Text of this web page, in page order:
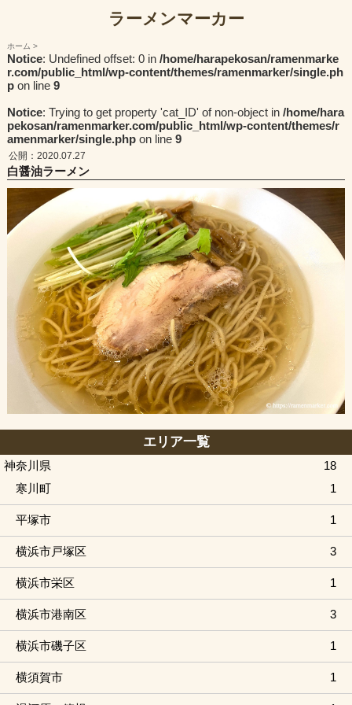
ラーメンマーカー
ホーム
Notice: Undefined offset: 0 in /home/harapekosan/ramenmarke
r.com/public_html/wp-content/themes/ramenmarker/single.ph
pon line 9
Notice: Trying to get property 'cat_ID' of non-object in /home/hara
pekosan/ramenmarker.com/public_html/wp-content/themes/r
amenmarker/single.phpon line 9
公開：2020.07.27
白醤油ラーメン
エリア一覧
神奈川県
18
寒川町
1
平塚市 1
横浜市戸塚区 3
横浜市栄区 1
横浜市港南区 3
横浜市磯子区 1
横須賀市 1